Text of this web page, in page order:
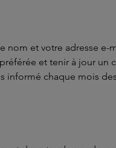
et votre adresse
et tenir à jour un
chaque mois